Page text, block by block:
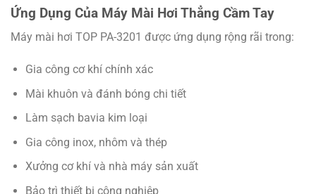
Ứng Dụng Của Máy Mài Hơi Thẳng Cầm Tay
Máy mài hơi TOP PA-3201 được ứng dụng rộng rãi trong:
Gia công cơ khí chính xác
Mài khuôn và đánh bóng chi tiết
Làm sạch bavia kim loại
Gia công inox, nhôm và thép
Xưởng cơ khí và nhà máy sản xuất
Bảo trì thiết bị công nghiệp